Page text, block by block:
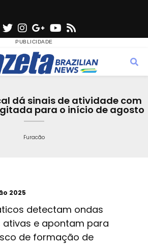
o
T
w
i
t
e
n
s
t
g
r
a
G
o
o
g
e
Y
u
t
b
s
dá sinais de atividade com
para o início de agosto
Furacão
2025
detectam ondas
e apontam para
de formação de